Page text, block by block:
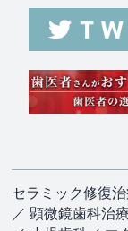
セラミック修復
／ 顕微鏡歯科治療